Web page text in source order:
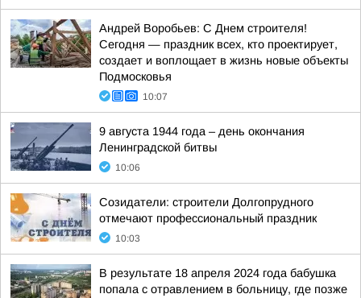
Андрей Воробьев: С Днем строителя!
Сегодня — праздник всех, кто проектирует,
создает и воплощает в жизнь новые объекты
Подмосковья
10:07
9 августа 1944 года – день окончания
Ленинградской битвы
10:06
Созидатели: строители Долгопрудного
отмечают профессиональный праздник
10:03
В результате 18 апреля 2024 года бабушка
попала с отравлением в больницу, где позже